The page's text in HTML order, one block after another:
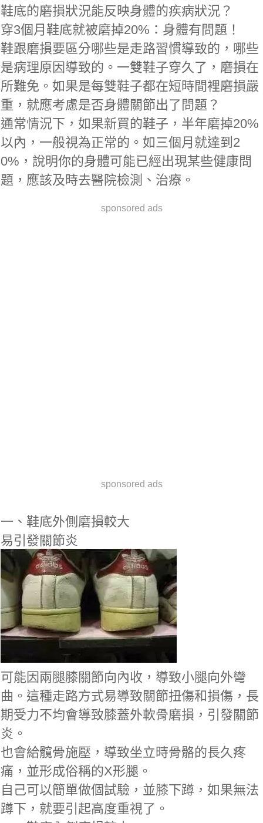
鞋底的磨損狀況能反映身體的疾病狀況？
穿3個月鞋底就被磨掉20%：身體有問題！
鞋跟磨損要區分哪些是走路習慣導致的，哪些
是病理原因導致的。一雙鞋子穿久了，磨損在
所難免。如果是每雙鞋子都在短時間裡磨損嚴
重，就應考慮是否身體關節出了問題？
通常情況下，如果新買的鞋子，半年磨掉20%
以內，一般視為正常的。如三個月就達到2
0%，說明你的身體可能已經出現某些健康問
題，應該及時去醫院檢測、治療。
sponsored ads
sponsored ads
一、鞋底外側磨損較大
易引發關節炎
可能因兩腿膝關節向內收，導致小腿向外彎
曲。這種走路方式易導致關節扭傷和損傷，長
期受力不均會導致膝蓋外軟骨磨損，引發關節
炎。
也會給髖骨施壓，導致坐立時骨骼的長久疼
痛，並形成俗稱的X形腿。
自己可以簡單做個試驗，並膝下蹲，如果無法
蹲下，就要引起高度重視了。